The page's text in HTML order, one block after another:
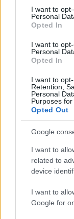
consent section.
I want to
Personal
Opted In
I want to
Personal
Opted In
I want to
Retention,
Personal
Purposes for
Opted Out
Google
I want to
related to
device
I want to
Google for
3 napja
kezdett